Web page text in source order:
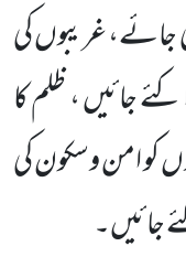
جائے، غریبوں کی
جائیں ، ظلم کا
کو امن وسکونکی
جائیں۔